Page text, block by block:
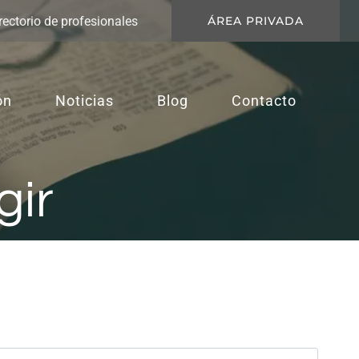
de profesionales ÁREA PRIVADA
Noticias Blog Contacto